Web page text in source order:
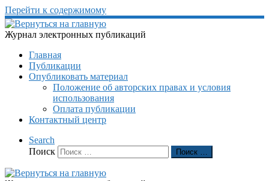
Перейти к содержимому
Журнал электронных публикаций
Главная
Публикации
Опубликовать материал
Положение об авторских правах и условия
использования
Оплата публикации
Контактный центр
Search
Поиск
Поиск …